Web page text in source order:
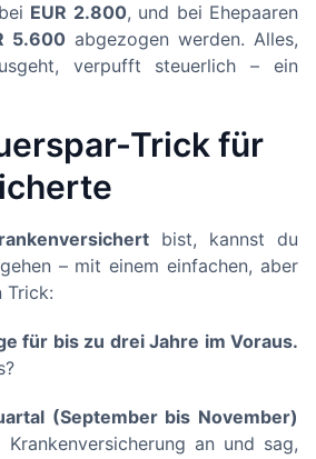
EUR 2.800, und bei Ehepaaren
5.600 abgezogen werden. Alles,
verpufft steuerlich – ein
Trick für
bist, kannst du
– mit einem einfachen, aber
Trick:
für bis zu drei Jahre im Voraus.
(September bis November)
an und sag,